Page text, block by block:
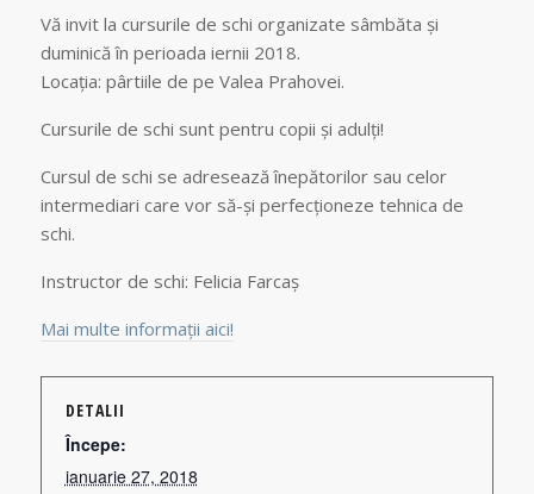
Vă invit la cursurile de schi organizate sâmbăta și
duminică în perioada iernii 2018.
Locația: pârtiile de pe Valea Prahovei.
Cursurile de schi sunt pentru copii și adulți!
Cursul de schi se adresează înepătorilor sau celor
intermediari care vor să-și perfecționeze tehnica de
schi.
Instructor de schi: Felicia Farcaș
Mai multe informații aici!
DETALII
Începe:
ianuarie 27, 2018